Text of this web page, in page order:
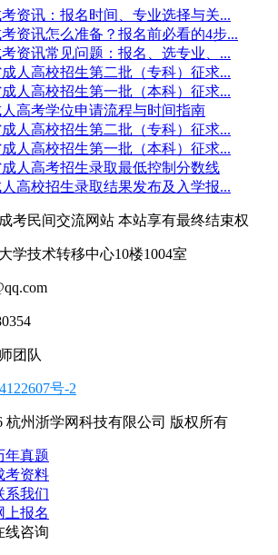
资讯：报名时间、专业选择与关...
资讯怎么准备？报名前必看的4步...
资讯常见问题：报名、选专业、...
人高校招生第二批（专科）征求...
人高校招生第一批（本科）征求...
人高考学位申请流程与时间指南
人高校招生第二批（专科）征求...
人高校招生第一批（本科）征求...
成人高考招生录取最低控制分数线
高校招生录取结果发布及入学报...
考民间交流网站 本站享有最终结束权
学技术转移中心10楼1004室
团队
号-2
杭州浙学网科技有限公司 版权所有
年真题
考资料
系我们
上报名
线咨询